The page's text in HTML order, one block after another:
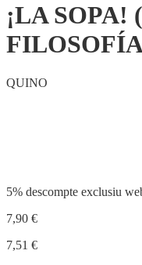
¡LA SOPA!
QUINO
5% descompte exclusiu
7,90 €
7,51 €